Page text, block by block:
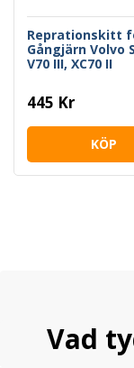
Reprationskitt
Gångjärn Volvo
V70 III, XC70 II
445 Kr
KÖP
Vad